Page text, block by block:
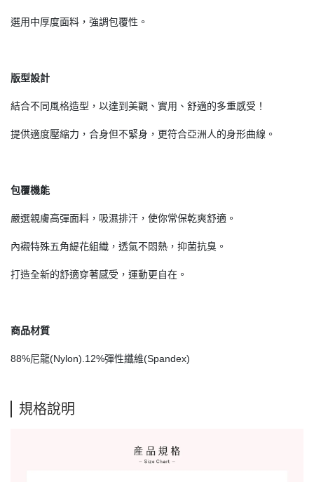
選用中厚度面料，強調包覆性。
版型設計
結合不同風格造型，以達到美觀、實用、舒適的多重感受！
提供適度壓縮力，合身但不緊身，更符合亞洲人的身形曲線。
包覆機能
嚴選親膚高彈面料，吸濕排汗，使你常保乾爽舒適。
內襯特殊五角緹花組織，透氣不悶熱，抑菌抗臭。
打造全新的舒適穿著感受，運動更自在。
商品材質
88%尼龍(Nylon).12%彈性纖維(Spandex)
規格說明